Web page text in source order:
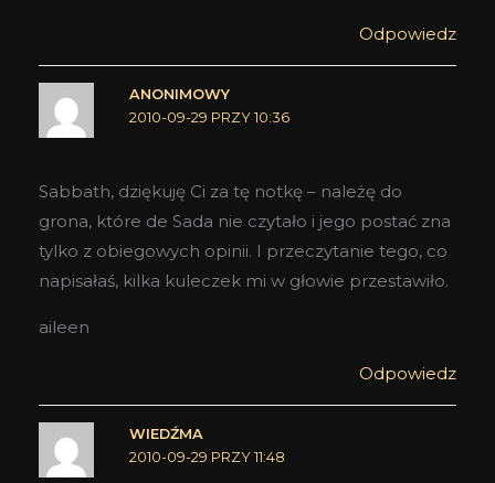
Odpowiedz
ANONIMOWY
2010-09-29 PRZY 10:36
Sabbath, dziękuję Ci za tę notkę – należę do
grona, które de Sada nie czytało i jego postać zna
tylko z obiegowych opinii. I przeczytanie tego, co
napisałaś, kilka kuleczek mi w głowie przestawiło.
aileen
Odpowiedz
WIEDŹMA
2010-09-29 PRZY 11:48